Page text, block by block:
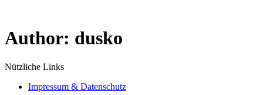
Author: dusko
Nützliche Links
Impressum & Datenschutz